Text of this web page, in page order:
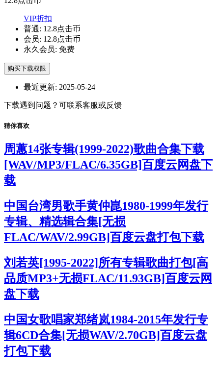
VIP折扣
普通: 12.8点击币
会员: 12.8点击币
永久会员: 免费
购买下载权限
最近更新: 2025-05-24
下载遇到问题？可联系客服或反馈
猜你喜欢
周蕙14张专辑(1999-2022)歌曲合集下载
[WAV/MP3/FLAC/6.35GB]百度云网盘下
载
中国台湾男歌手黄仲崑1980-1999年发行
专辑、精选辑合集[无损
FLAC/WAV/2.99GB]百度云盘打包下载
刘若英[1995-2022]所有专辑歌曲打包[高
品质MP3+无损FLAC/11.93GB]百度云网
盘下载
中国女歌唱家郑绪岚1984-2015年发行专
辑6CD合集[无损WAV/2.70GB]百度云盘
打包下载